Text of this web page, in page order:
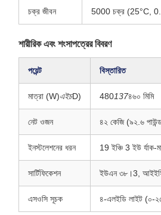
চক্র জীবন 5000 চক্র (25°C,
শারীরিক এবং শংসাপত্রের বিবরণ
পয়েন্ট বিস্তারিত
মাত্রা (W)এইচD) 480137৪৬০ মিমি
নেট ওজন ৪২ কেজি (৯২.৬
ইনস্টলেশনের ধরন 19 ইঞ্চি 3 ইউ র্যাক-
সার্টিফিকেশন ইউএন ৩৮।3,
এসওসি সূচক ৪-এলইডি লাইট (০-